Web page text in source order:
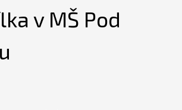
v MŠ Pod